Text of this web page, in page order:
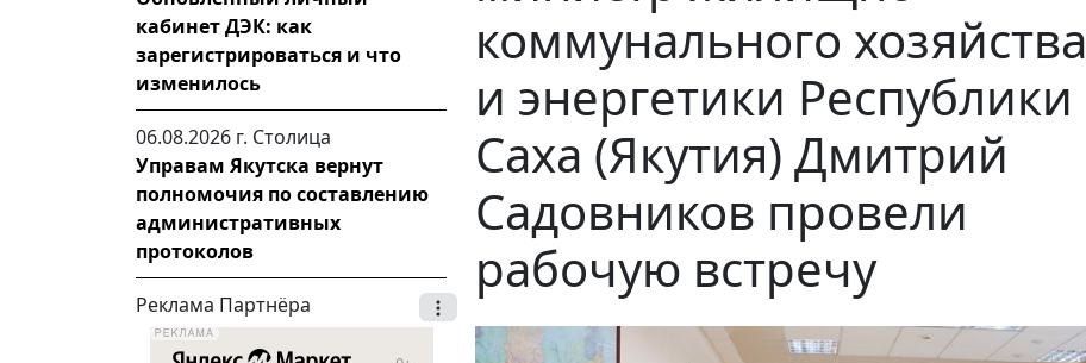
кабинет ДЭК: как
зарегистрироваться и что
изменилось
06.08.2026 г. Столица
Управам Якутска вернут
полномочия по составлению
административных
протоколов
Реклама Партнёра
коммунального хозяйства
и энергетики Республики
Саха (Якутия) Дмитрий
Садовников провели
рабочую встречу